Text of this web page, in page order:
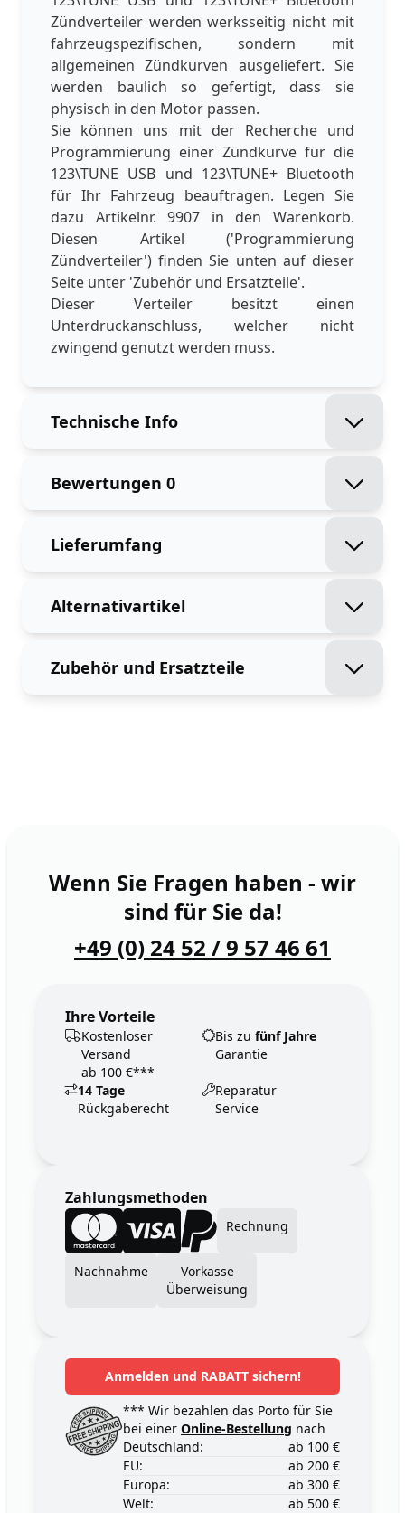
Zündverteiler werden werksseitig nicht mit
fahrzeugspezifischen, sondern mit
allgemeinen Zündkurven ausgeliefert. Sie
werden baulich so gefertigt, dass sie
physisch in den Motor passen.
Sie können uns mit der Recherche und
Programmierung einer Zündkurve für die
123\TUNE USB und 123\TUNE+ Bluetooth
für Ihr Fahrzeug beauftragen. Legen Sie
dazu Artikelnr. 9907 in den Warenkorb.
Diesen Artikel ('Programmierung
Zündverteiler') finden Sie unten auf dieser
Seite unter 'Zubehör und Ersatzteile'.
Dieser Verteiler besitzt einen
Unterdruckanschluss, welcher nicht
zwingend genutzt werden muss.
Technische Info
Bewertungen 0
Lieferumfang
Alternativartikel
Zubehör und Ersatzteile
Wenn Sie Fragen haben - wir
sind für Sie da!
+49 (0) 24 52 / 9 57 46 61
Ihre Vorteile
Kostenloser
Versand
ab 100 €***
Bis zu fünf Jahre
Garantie
14 Tage
Rückgaberecht
Reparatur
Service
Zahlungsmethoden
Rechnung
Nachnahme
Vorkasse
Überweisung
Anmelden und RABATT sichern!
*** Wir bezahlen das Porto für Sie
bei einer Online-Bestellung nach
Deutschland:
ab 100 €
EU:
ab 200 €
Europa:
ab 300 €
Welt:
ab 500 €